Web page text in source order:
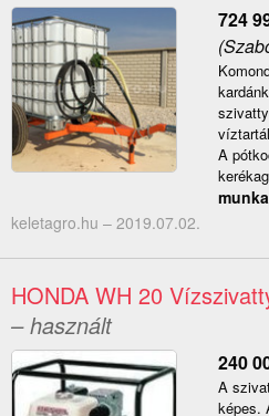
724
A
keletagro.hu – 2019.07.02.
HONDA WH 20
– használt
240
A
képes.